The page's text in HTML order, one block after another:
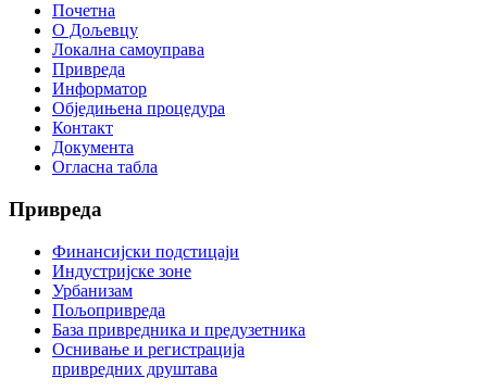
Почетна
О Дољевцу
Локална самоуправа
Привреда
Информатор
Обједињена процедура
Контакт
Документа
Огласна табла
Привреда
Финансијски подстицаји
Индустријске зоне
Урбанизам
Пољопривреда
База привредника и предузетника
Оснивање и регистрација
привредних друштава